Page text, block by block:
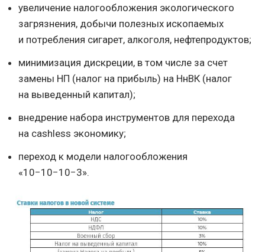
увеличение налогообложения экологического
загрязнения, добычи полезных ископаемых
и потребления сигарет, алкоголя, нефтепродуктов;
минимизация дискреции, в том числе за счет
замены НП (налог на прибыль) на НнВК (налог
на выведенный капитал);
внедрение набора инструментов для перехода
на cashless экономику;
переход к модели налогообложения
«10−10−10−3».